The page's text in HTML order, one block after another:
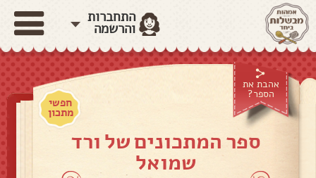
התחברות
והרשמה
אהבת את
הספר?
חפשי
מתכון
ספר המתכונים של ורד
שמואל